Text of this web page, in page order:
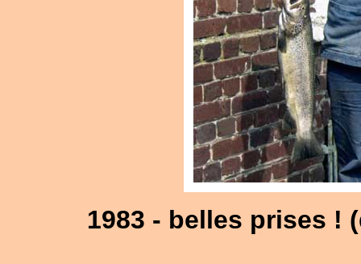
1983 - belles prises !